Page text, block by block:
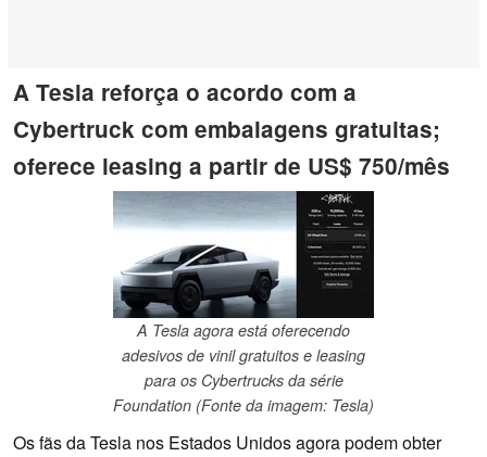
A Tesla reforça o acordo com a
Cybertruck com embalagens gratuitas;
oferece leasing a partir de US$ 750/mês
A Tesla agora está oferecendo
adesivos de vinil gratuitos e leasing
para os Cybertrucks da série
Foundation (Fonte da imagem: Tesla)
Os fãs da Tesla nos Estados Unidos agora podem obter